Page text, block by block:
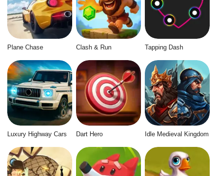
Plane Chase Clash & Run Tapping Dash
Luxury Highway Cars Dart Hero Idle Medieval Kingdom